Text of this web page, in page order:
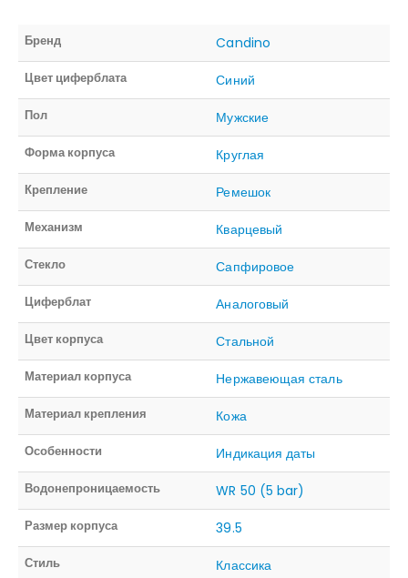
Бренд Candino
Цвет циферблата Синий
Пол Мужские
Форма корпуса Круглая
Крепление Ремешок
Механизм Кварцевый
Стекло Сапфировое
Циферблат Аналоговый
Цвет корпуса Стальной
Материал корпуса Нержавеющая сталь
Материал крепления Кожа
Особенности Индикация даты
Водонепроницаемость WR 50 (5 bar)
Размер корпуса 39.5
Стиль Классика